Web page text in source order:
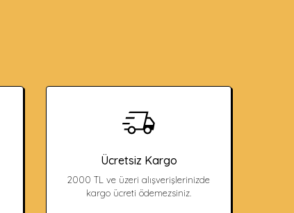
Ücretsiz Kargo
2000 TL ve üzeri alışverişlerinizde
kargo ücreti ödemezsiniz.